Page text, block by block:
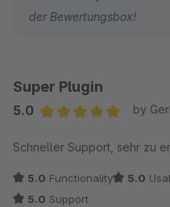
der Bewertungsbox!
Super Plugin
5.0
by
Schneller Support, sehr zu
5.0 Functionality 5.0
5.0 Support